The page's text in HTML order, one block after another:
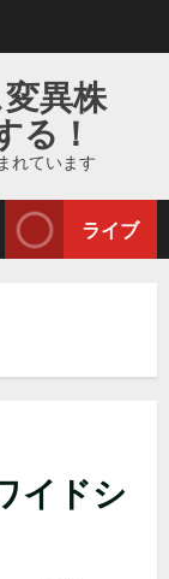
異株
る！
れています
ライブ
イドシ